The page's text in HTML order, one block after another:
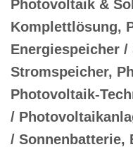
Photovoltaik &
Komplettlösung,
Energiespeicher
Stromspeicher,
Photovoltaik-
/
/ Sonnenbatterie,